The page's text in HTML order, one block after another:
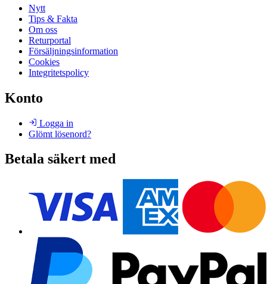
Nytt
Tips & Fakta
Om oss
Returportal
Försäljningsinformation
Cookies
Integritetspolicy
Konto
Logga in
Glömt lösenord?
Betala säkert med